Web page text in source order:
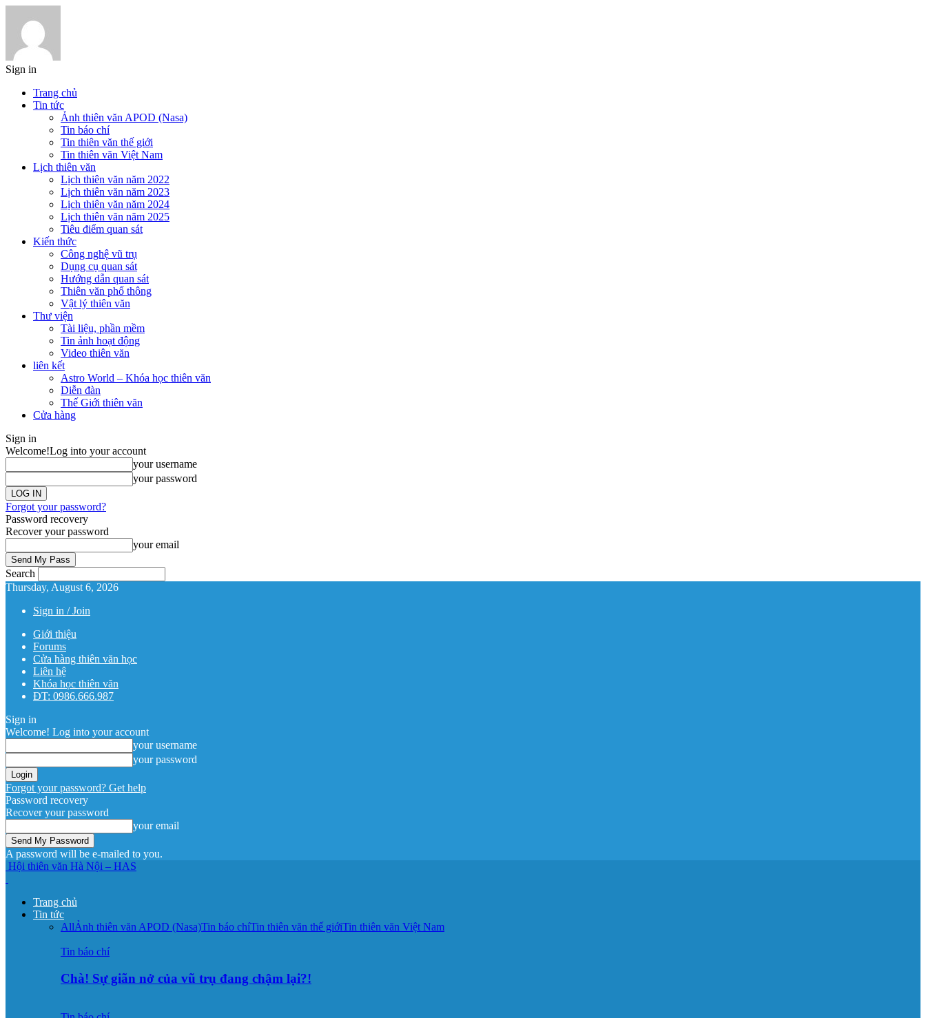
Sign in
Trang chủ
Tin tức
Ảnh thiên văn APOD (Nasa)
Tin báo chí
Tin thiên văn thế giới
Tin thiên văn Việt Nam
Lịch thiên văn
Lịch thiên văn năm 2022
Lịch thiên văn năm 2023
Lịch thiên văn năm 2024
Lịch thiên văn năm 2025
Tiêu điểm quan sát
Kiến thức
Công nghệ vũ trụ
Dụng cụ quan sát
Hướng dẫn quan sát
Thiên văn phổ thông
Vật lý thiên văn
Thư viện
Tài liệu, phần mềm
Tin ảnh hoạt động
Video thiên văn
liên kết
Astro World – Khóa học thiên văn
Diễn đàn
Thế Giới thiên văn
Cửa hàng
Sign in
Welcome!Log into your account
your username
your password
Forgot your password?
Password recovery
Recover your password
your email
Search
Thursday, August 6, 2026
Sign in / Join
Giới thiệu
Forums
Cửa hàng thiên văn học
Liên hệ
Khóa học thiên văn
ĐT: 0986.666.987
Sign in
Welcome! Log into your account
your username
your password
Forgot your password? Get help
Password recovery
Recover your password
your email
A password will be e-mailed to you.
Hội thiên văn Hà Nội – HAS
Trang chủ
Tin tức
AllẢnh thiên văn APOD (Nasa)Tin báo chíTin thiên văn thế giớiTin thiên văn Việt Nam
Tin báo chí
Chà! Sự giãn nở của vũ trụ đang chậm lại?!